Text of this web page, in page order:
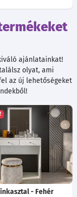
ajánlatainkat!
olyat, ami
az új lehetőségeket
- Fehér